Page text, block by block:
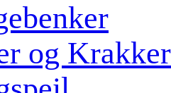
og Krakker